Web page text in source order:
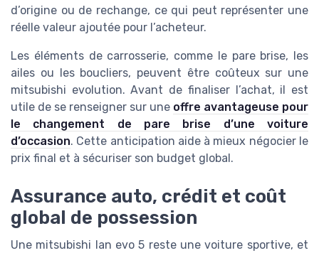
d’origine ou de rechange, ce qui peut représenter une
réelle valeur ajoutée pour l’acheteur.
Les éléments de carrosserie, comme le pare brise, les
ailes ou les boucliers, peuvent être coûteux sur une
mitsubishi evolution. Avant de finaliser l’achat, il est
utile de se renseigner sur une offre avantageuse pour
le changement de pare brise d’une voiture
d’occasion. Cette anticipation aide à mieux négocier le
prix final et à sécuriser son budget global.
Assurance auto, crédit et coût
global de possession
Une mitsubishi lan evo 5 reste une voiture sportive, et